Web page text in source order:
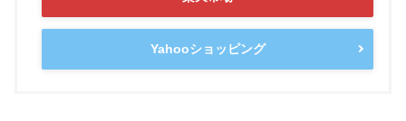
Yahooショッピング